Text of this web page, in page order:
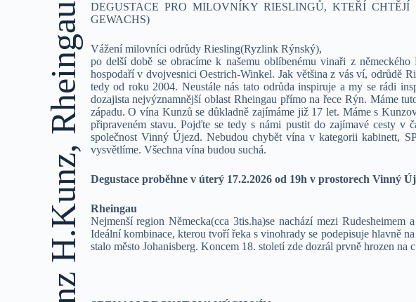
DEGUSTACE PRO MILOVNÍKY RIESLINGŮ, KTEŘÍ
GEWACHS)
Vážení milovníci odrůdy Riesling(Ryzlink Rýnský),
po delší době se obracíme k našemu oblíbenému vinaři z
hospodaří v dvojvesnici Oestrich-Winkel. Jak většina z vás ví, odrůdě
tedy od roku 2004. Neustále nás tato odrůda inspiruje a my se rádi
dozajista nejvýznamnější oblast Rheingau přímo na řece Rýn. Máme
západu. O vína Kunzů se důkladně zajímáme již 17 let. Máme s
připraveném stavu. Pojďte se tedy s námi pustit do zajímavé cesty
společnost Vinný Újezd. Nebudou chybět vína v kategorii kabinett,
vysvětlíme. Všechna vína budou suchá.
Degustace proběhne v úterý 17.2.2026 od 19h v prostorech Vinný
Rheingau
Nejmenší region Německa(cca 3tis.ha)se nachází mezi
Ideální kombinace, kterou tvoří řeka s vinohrady se podepisuje hlavně
stalo město Johanisberg. Koncem 18. století zde dozrál prvně hrozen na